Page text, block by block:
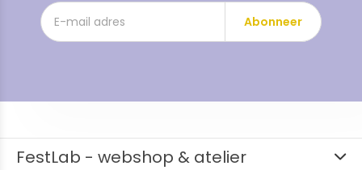
Abonneer
FestLab - webshop & atelier